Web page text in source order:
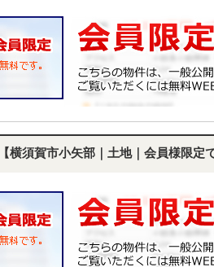
【横須賀市小矢部｜土地｜会員様限定